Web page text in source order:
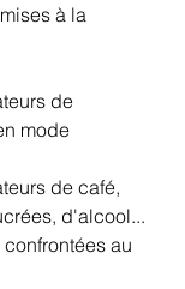
à la
de
mode
de café,
d'alcool...
au